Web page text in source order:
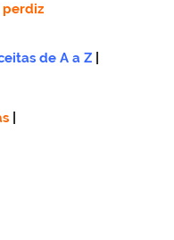
perdiz
de A a Z